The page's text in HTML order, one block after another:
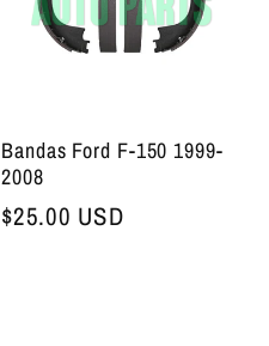
Bandas Ford F-150 1999-
2008
Precio bajo de siempre
$25.00 USD